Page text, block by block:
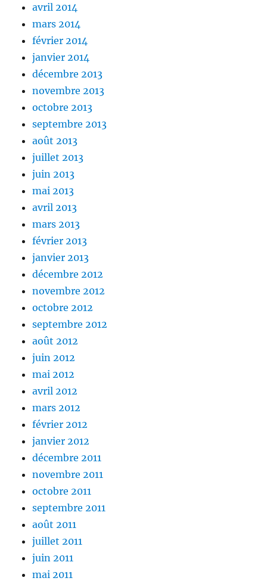
avril 2014
mars 2014
février 2014
janvier 2014
décembre 2013
novembre 2013
octobre 2013
septembre 2013
août 2013
juillet 2013
juin 2013
mai 2013
avril 2013
mars 2013
février 2013
janvier 2013
décembre 2012
novembre 2012
octobre 2012
septembre 2012
août 2012
juin 2012
mai 2012
avril 2012
mars 2012
février 2012
janvier 2012
décembre 2011
novembre 2011
octobre 2011
septembre 2011
août 2011
juillet 2011
juin 2011
mai 2011